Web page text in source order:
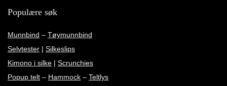
Populære søk
Munnbind – Tøymunnbind
Selvtester | Silkeslips
Kimono i silke | Scrunchies
Popup telt – Hammock – Teltlys